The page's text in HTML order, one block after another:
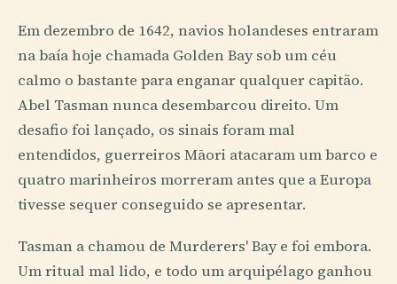
Em dezembro de 1642, navios holandeses entraram
na baía hoje chamada Golden Bay sob um céu
calmo o bastante para enganar qualquer capitão.
Abel Tasman nunca desembarcou direito. Um
desafio foi lançado, os sinais foram mal
entendidos, guerreiros Māori atacaram um barco e
quatro marinheiros morreram antes que a Europa
tivesse sequer conseguido se apresentar.
Tasman a chamou de Murderers' Bay e foi embora.
Um ritual mal lido, e todo um arquipélago ganhou